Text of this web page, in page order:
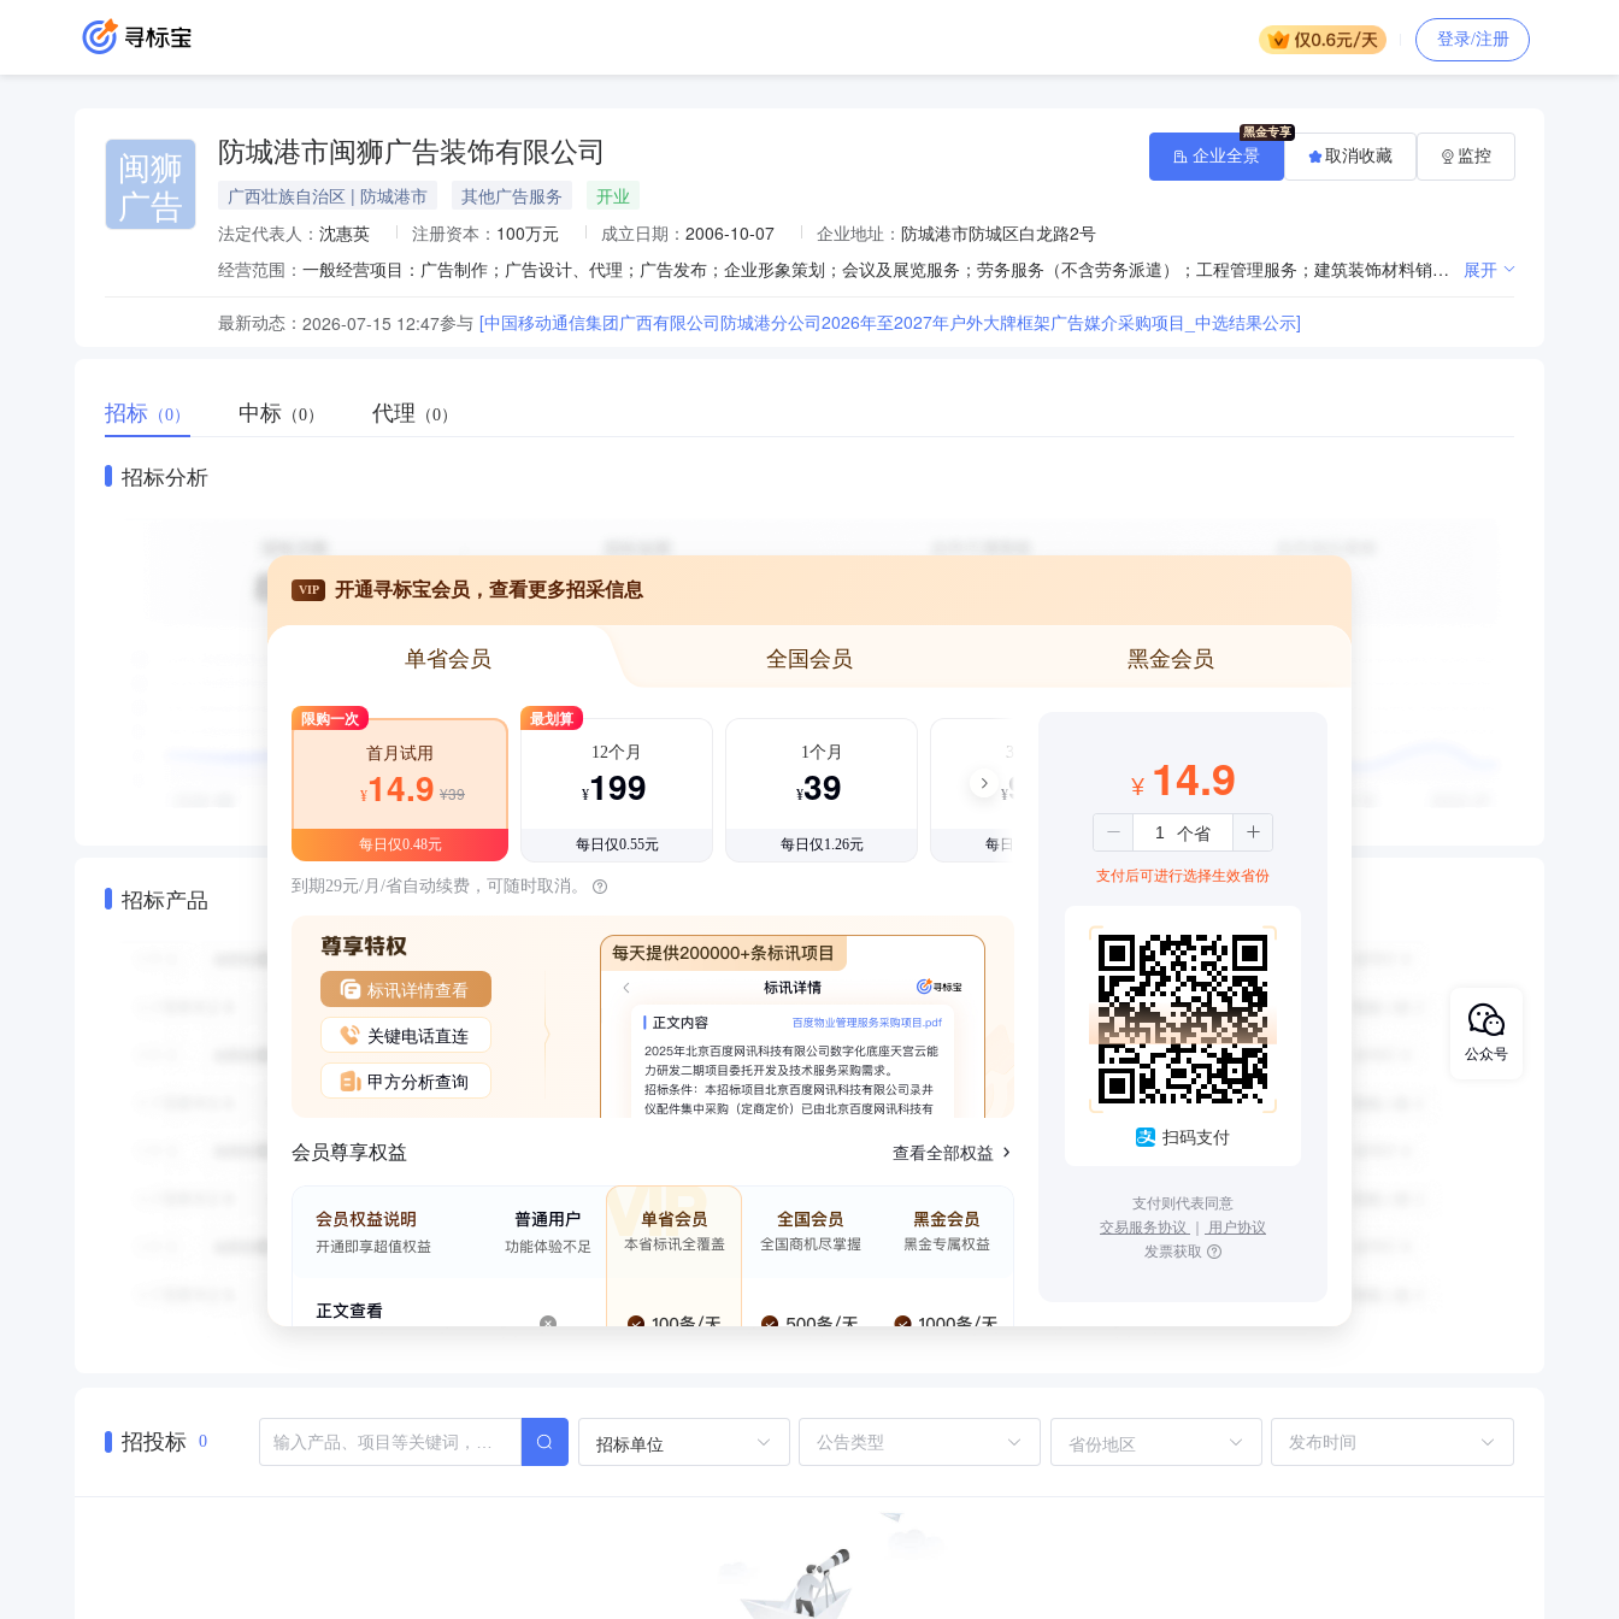
登录/注册
闽狮
广告
防城港市闽狮广告装饰有限公司
广西壮族自治区 | 防城港市 其他广告服务
开业
法定代表人： 沈惠英 注册资本： 100万元 成立日期： 2006-10-07 企业地址： 防城港市防城区白龙路2号
经营范围：
一般经营项目：广告制作；广告设计、代理；广告发布；企业形象策划；会议及展览服务；劳务服务（不含劳务派遣）；工程管理服务；建筑装饰材料销售；五金产品零售；建筑材料销售；专业设计服务；组织文化艺术交流活动；办公服务（除依法须经批准的项目外，凭营业执照依法自主开展经营活动）许可经营项目：住宅室内装饰装修；建筑劳务分包（依法须经批准的项目，经相关部门批准后方可开展经营活动，具体经营项目以相关部门批准文件或许可证件为准） 展开
最新动态： 2026-07-15 12:47参与 [中国移动通信集团广西有限公司防城港分公司2026年至2027年户外大牌框架广告媒介采购项目_中选结果公示]
企业全景 取消收藏 监控
招标 （0） 中标 （0） 代理 （0）
招标分析
招标产品
VIP 开通寻标宝会员，查看更多招采信息
单省会员 全国会员 黑金会员
限购一次
首月试用
¥14.9 ¥39
每日仅0.48元
最划算
12个月
¥199
每日仅0.55元
1个月
¥39
每日仅1.26元
3个月
¥99
每日仅1.08元
到期29元/月/省自动续费，可随时取消。
标讯详情查看
关键电话直连
甲方分析查询
会员尊享权益 查看全部权益
¥ 14.9
支付后可进行选择生效省份
扫码支付
支付则代表同意
交易服务协议 ｜ 用户协议
发票获取
招投标 0 招标单位 省份地区
公众号